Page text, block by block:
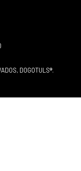
DOGOTULS®.